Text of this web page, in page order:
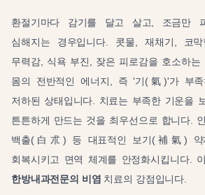
환절기마다 감기를 달고 살고, 조금만
심해지는 경우입니다. 콧물, 재채기, 코
무력감, 식욕 부진, 잦은 피로감을 호소하는
몸의 전반적인 에너지, 즉 '기(氣)'가 부족
저하된 상태입니다. 치료는 부족한 기운을
튼튼하게 만드는 것을 최우선으로 합니다.
백출(白朮) 등 대표적인 보기(補氣) 약
회복시키고 면역 체계를 안정화시킵니다.
한방내과전문의 비염 치료의 강점입니다.